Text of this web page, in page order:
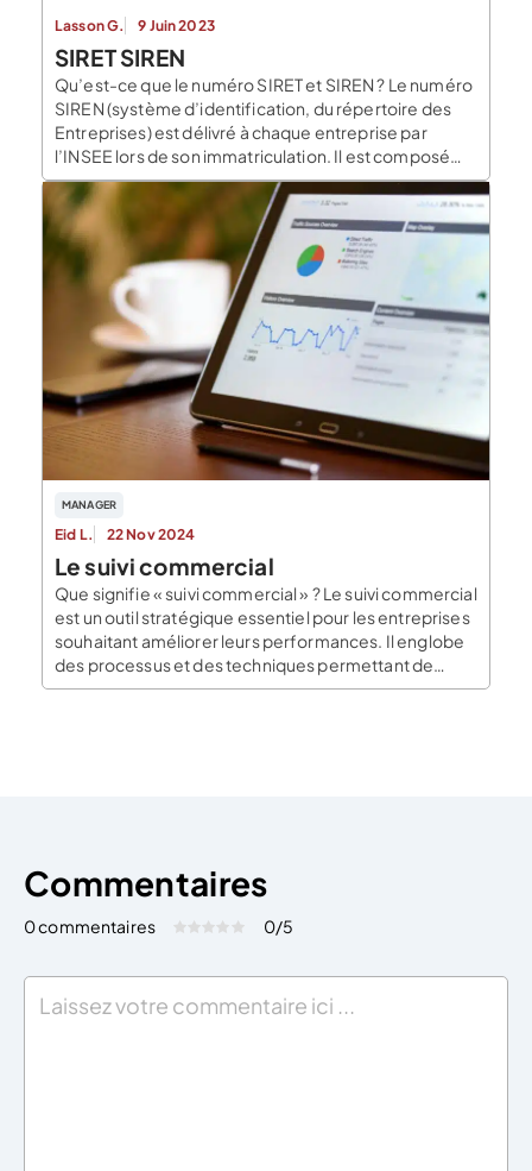
Lasson G. 9 Juin 2023
SIRET SIREN
Qu’est-ce que le numéro SIRET et SIREN ? Le numéro
SIREN (système d’identification, du répertoire des
Entreprises) est délivré à chaque entreprise par
l’INSEE lors de son immatriculation. Il est composé
d’une série unique de 9 chiffres. Ce numéro permet
d’identifier une entreprise. Le SIRET (système
d’identification du répertoire des établissements), lui,
est composé de […]
MANAGER
Eid L. 22 Nov 2024
Le suivi commercial
Que signifie « suivi commercial » ? Le suivi commercial
est un outil stratégique essentiel pour les entreprises
souhaitant améliorer leurs performances. Il englobe
des processus et des techniques permettant de
couvrir toutes les taches nécessaires à la réalisation
Commentaires
0 commentaires Évaluez cet article:
0/5